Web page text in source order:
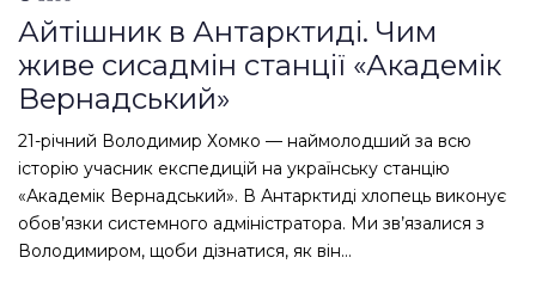
Айтішник в Антарктиді. Чим
живе сисадмін станції «Академік
Вернадський»
21-річний Володимир Хомко — наймолодший за всю
історію учасник експедицій на українську станцію
«Академік Вернадський». В Антарктиді хлопець виконує
обов’язки системного адміністратора. Ми зв’язалися з
Володимиром, щоби дізнатися, як він…